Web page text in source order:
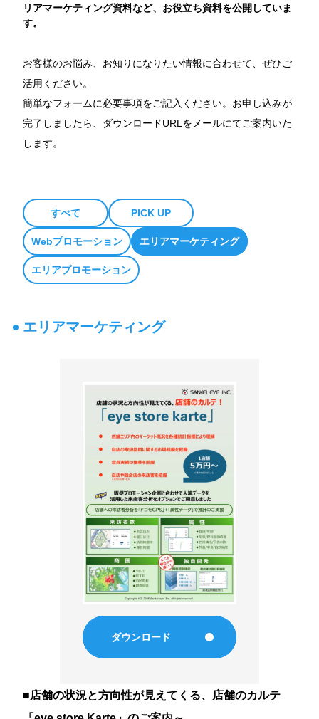
デジタルチラシ
新聞折込広告料金表・部数集計表
新聞折込広告基準
1都6県部数集計表DL
ASIS
ポスティング広告
新聞販売店ポスティング
フリーペーパー折込
セールスプロモーション
マーケティング
メディアプロモーション
Product
プロダクト
リアマーケティング資料など、お役立ち資料を公開していま
す。
お客様のお悩み、お知りになりたい情報に合わせて、ぜひご
活用ください。
簡単なフォームに必要事項をご記入ください。お申し込みが
完了しましたら、ダウンロードURLをメールにてご案内いた
します。
すべて PICK UP
Webプロモーション エリアマーケティング
エリアプロモーション
エリアマーケティング
ダウンロード
■店舗の状況と方向性が見えてくる、店舗のカルテ